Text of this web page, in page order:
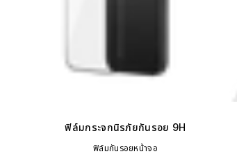
ฟิล์มกระจกนิรภัยกันรอย 9H
ฟิล์มกันรอยหน้าจอ